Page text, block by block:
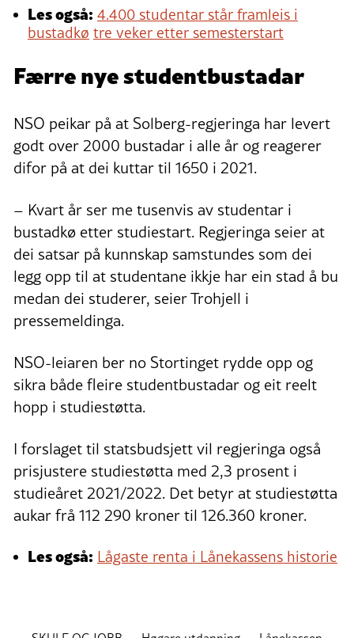
Les også: 4.400 studentar står framleis i
bustadkø tre veker etter semesterstart
Færre nye studentbustadar
NSO peikar på at Solberg-regjeringa har levert
godt over 2000 bustadar i alle år og reagerer
difor på at dei kuttar til 1650 i 2021.
– Kvart år ser me tusenvis av studentar i
bustadkø etter studiestart. Regjeringa seier at
dei satsar på kunnskap samstundes som dei
legg opp til at studentane ikkje har ein stad å bu
medan dei studerer, seier Trohjell i
pressemeldinga.
NSO-leiaren ber no Stortinget rydde opp og
sikra både fleire studentbustadar og eit reelt
hopp i studiestøtta.
I forslaget til statsbudsjett vil regjeringa også
prisjustere studiestøtta med 2,3 prosent i
studieåret 2021/2022. Det betyr at studiestøtta
aukar frå 112 290 kroner til 126.360 kroner.
Les også: Lågaste renta i Lånekassens historie